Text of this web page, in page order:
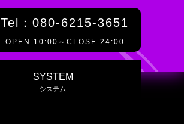
Tel：080-6215-3651
OPEN 10:00～CLOSE 24:00
SYSTEM
システム